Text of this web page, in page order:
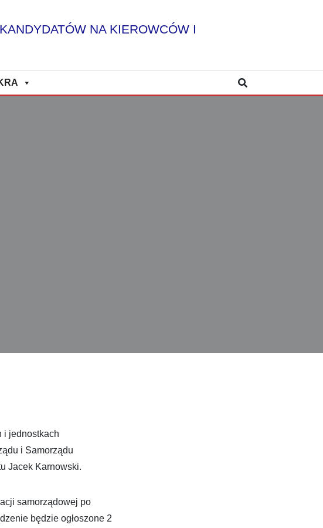
NA KIEROWCÓW I
i jednostkach
i Samorządu
Jacek Karnowski.
samorządowej po
będzie ogłoszone 2